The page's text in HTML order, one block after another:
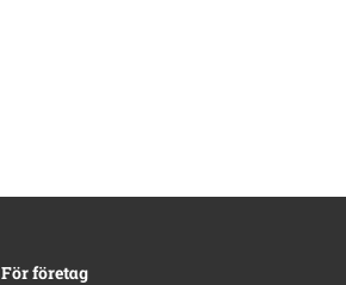
För företag